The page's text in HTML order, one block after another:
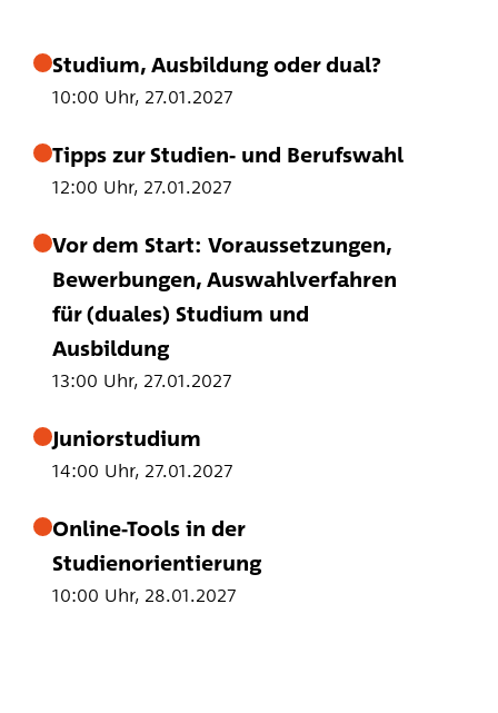
Studium, Ausbildung oder dual?
10:00 Uhr, 27.01.2027
Tipps zur Studien- und Berufswahl
12:00 Uhr, 27.01.2027
Vor dem Start: Voraussetzungen,
Bewerbungen, Auswahlverfahren
für (duales) Studium und
Ausbildung
13:00 Uhr, 27.01.2027
Juniorstudium
14:00 Uhr, 27.01.2027
Online-Tools in der
Studienorientierung
10:00 Uhr, 28.01.2027